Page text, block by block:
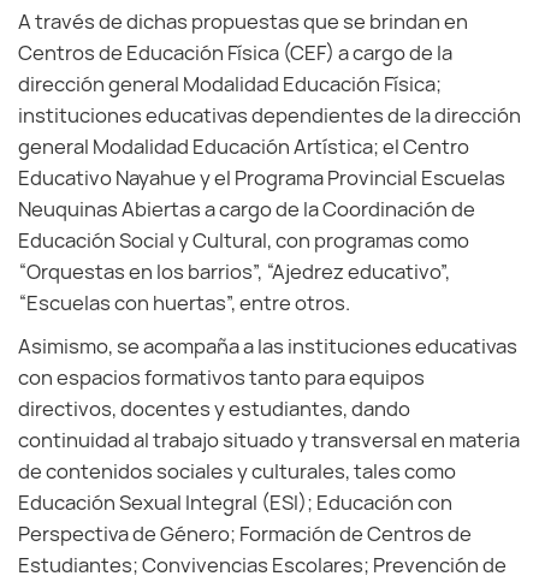
A través de dichas propuestas que se brindan en
Centros de Educación Física (CEF) a cargo de la
dirección general Modalidad Educación Física;
instituciones educativas dependientes de la dirección
general Modalidad Educación Artística; el Centro
Educativo Nayahue y el Programa Provincial Escuelas
Neuquinas Abiertas a cargo de la Coordinación de
Educación Social y Cultural, con programas como
“Orquestas en los barrios”, “Ajedrez educativo”,
“Escuelas con huertas”, entre otros.
Asimismo, se acompaña a las instituciones educativas
con espacios formativos tanto para equipos
directivos, docentes y estudiantes, dando
continuidad al trabajo situado y transversal en materia
de contenidos sociales y culturales, tales como
Educación Sexual Integral (ESI); Educación con
Perspectiva de Género; Formación de Centros de
Estudiantes; Convivencias Escolares; Prevención de